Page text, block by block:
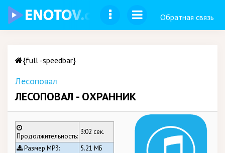
Обратная связь
{full -speedbar}
Лесоповал
ЛЕСОПОВАЛ - ОХРАННИК
Продолжительность:
3:02 сек.
Размер MP3:
5.21 МБ